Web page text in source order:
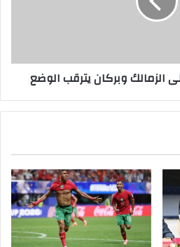
الزمالك وبركان يترقب الوضع